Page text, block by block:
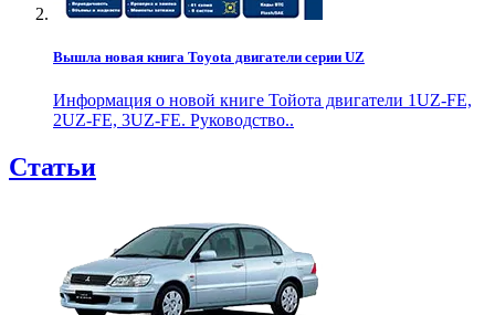
Вышла новая книга Toyota двигатели серии UZ
Информация о новой книге Тойота двигатели 1UZ-FE,
2UZ-FE, 3UZ-FE. Руководство..
Статьи